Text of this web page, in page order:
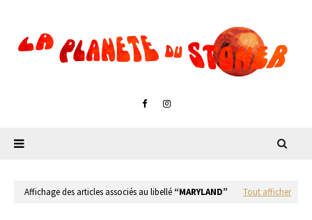
Affichage des articles associés au libellé MARYLAND Tout afficher